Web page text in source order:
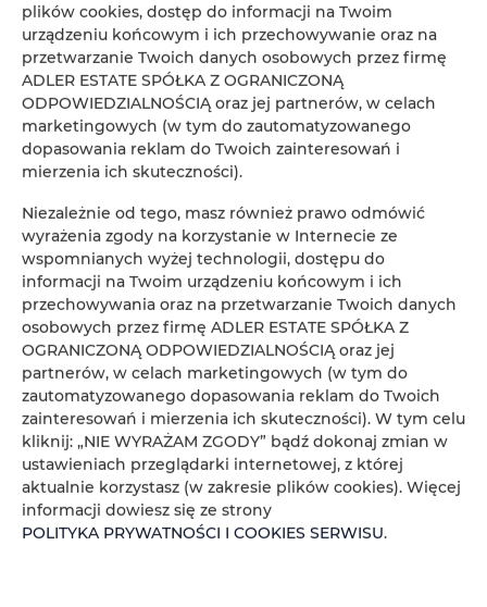
Początek
Koniec
Osoby
SPRAWDŹ DOSTĘPNOŚĆ
FILTROWANIE
ADLER ESTATE Sp. z
o.o.
1 oferta
plików cookies, dostęp do informacji na Twoim
urządzeniu końcowym i ich przechowywanie oraz na
przetwarzanie Twoich danych osobowych przez firmę
ADLER ESTATE SPÓŁKA Z OGRANICZONĄ
ODPOWIEDZIALNOŚCIĄ oraz jej partnerów, w celach
marketingowych (w tym do zautomatyzowanego
dopasowania reklam do Twoich zainteresowań i
mierzenia ich skuteczności).
Niezależnie od tego, masz również prawo odmówić
wyrażenia zgody na korzystanie w Internecie ze
wspomnianych wyżej technologii, dostępu do
informacji na Twoim urządzeniu końcowym i ich
przechowywania oraz na przetwarzanie Twoich danych
osobowych przez firmę ADLER ESTATE SPÓŁKA Z
OGRANICZONĄ ODPOWIEDZIALNOŚCIĄ oraz jej
partnerów, w celach marketingowych (w tym do
zautomatyzowanego dopasowania reklam do Twoich
zainteresowań i mierzenia ich skuteczności). W tym celu
kliknij: „NIE WYRAŻAM ZGODY” bądź dokonaj zmian w
ustawieniach przeglądarki internetowej, z której
aktualnie korzystasz (w zakresie plików cookies). Więcej
informacji dowiesz się ze strony
POLITYKA PRYWATNOŚCI I COOKIES SERWISU.